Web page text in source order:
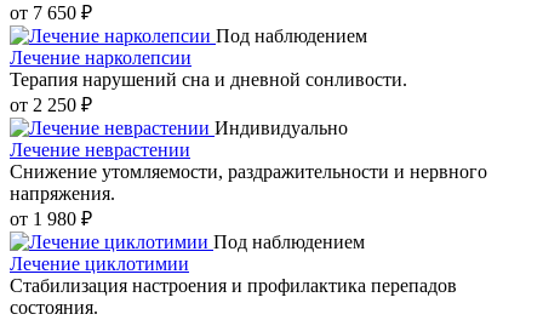
от 7 650 ₽
Под наблюдением
Лечение нарколепсии
Терапия нарушений сна и дневной сонливости.
от 2 250 ₽
Индивидуально
Лечение неврастении
Снижение утомляемости, раздражительности и нервного
напряжения.
от 1 980 ₽
Под наблюдением
Лечение циклотимии
Стабилизация настроения и профилактика перепадов
состояния.